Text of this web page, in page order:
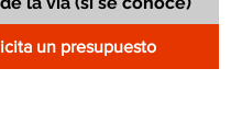
un presupuesto